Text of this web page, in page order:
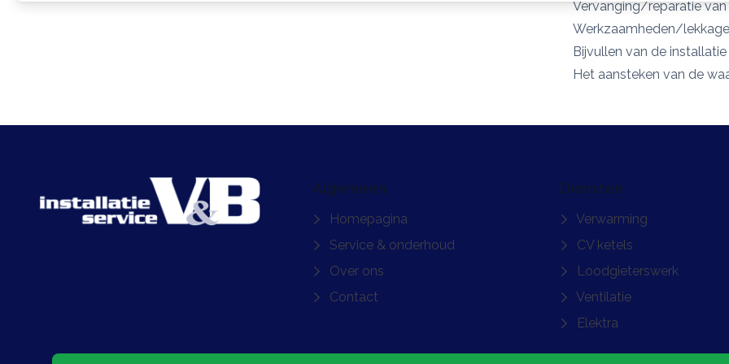
Vervanging/reparatie
Werkzaamheden/
Bijvullen van de
Het aansteken van de
Algemeen
Homepagina
Service & onderhoud
Over ons
Contact
Diensten
Verwarming
CV ketels
Loodgieterswerk
Ventilatie
Elektra